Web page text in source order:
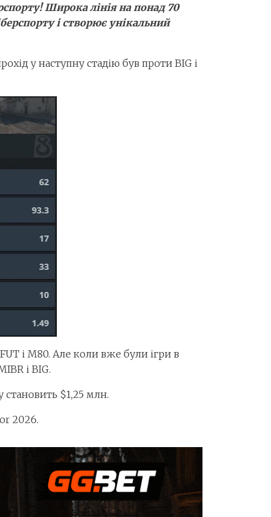
Широка лінія на понад 70
і створює унікальний
у наступну стадію був проти BIG і
і M80. Але коли вже були ігри в
і BIG.
$1,25 млн.
2026.